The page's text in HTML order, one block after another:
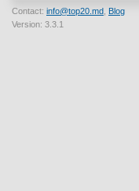
Contact: info@top20.md Blog
Version: 3.3.1